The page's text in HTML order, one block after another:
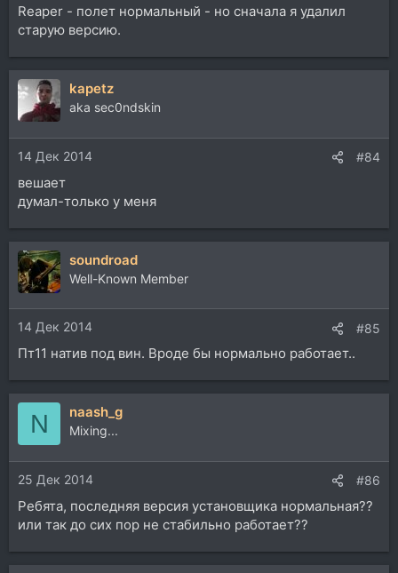
Reaper - полет нормальный - но сначала я удалил
старую версию.
kapetz
aka sec0ndskin
14 Дек 2014 #84
вешает
думал-только у меня
soundroad
Well-Known Member
14 Дек 2014 #85
Пт11 натив под вин. Вроде бы нормально работает..
N naash_g
Mixing...
25 Дек 2014 #86
Ребята, последняя версия установщика нормальная??
или так до сих пор не стабильно работает??